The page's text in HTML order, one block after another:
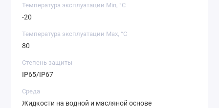
Температура эксплуатации Min, °C
-20
Температура эксплуатации Max, °C
80
Степень защиты
IP65/IP67
Среда
Жидкости на водной и масляной основе